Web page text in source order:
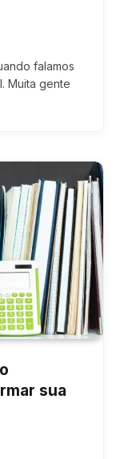
falamos
Muita gente
sua